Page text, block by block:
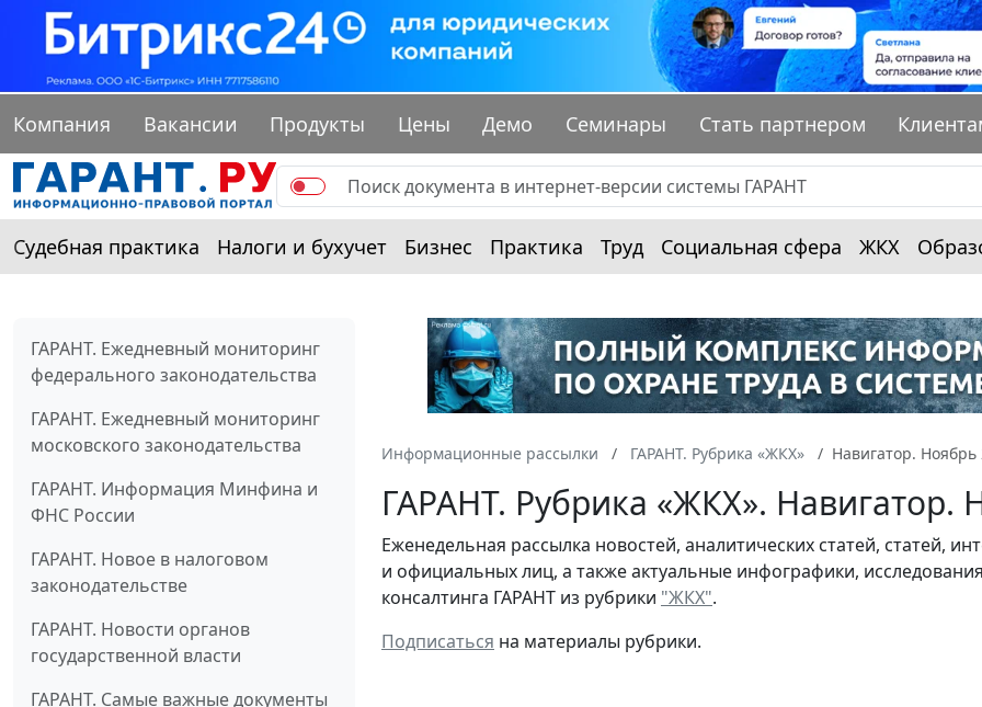
Компания Вакансии Продукты Цены Демо Семинары Стать партнером
Судебная практика Налоги и бухучет Бизнес Практика Труд Социальная сфера ЖКХ
ГАРАНТ. Ежедневный мониторинг
федерального законодательства
ГАРАНТ. Ежедневный мониторинг
московского законодательства
ГАРАНТ. Информация Минфина и
ФНС России
ГАРАНТ. Новое в налоговом
законодательстве
ГАРАНТ. Новости органов
государственной власти
ГАРАНТ. Самые важные документы
Информационные рассылки ГАРАНТ. Рубрика «ЖКХ» Навигатор. Ноябрь
ГАРАНТ. Рубрика «ЖКХ». Навигатор.
Еженедельная рассылка новостей, аналитических статей, статей,
и официальных лиц, а также актуальные инфографики,
консалтинга ГАРАНТ из рубрики "ЖКХ".
Подписаться на материалы рубрики.